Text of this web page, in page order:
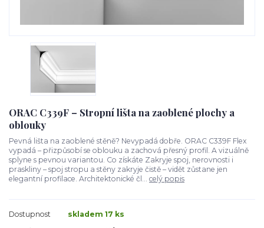
ORAC C339F – Stropní lišta na zaoblené plochy a
oblouky
Pevná lišta na zaoblené stěně? Nevypadá dobře. ORAC C339F Flex
vypadá – přizpůsobí se oblouku a zachová přesný profil. A vizuálně
splyne s pevnou variantou. Co získáte Zakryje spoj, nerovnosti i
praskliny – spoj stropu a stěny zakryje čistě – vidět zůstane jen
elegantní profilace. Architektonické čl... celý popis
Dostupnost
skladem 17 ks